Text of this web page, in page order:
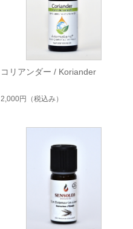
コリアンダー / Koriander
2,000円 （税込み）